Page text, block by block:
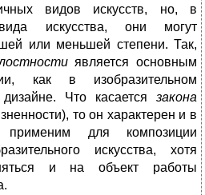
видов искусств, но, в
искусства, они могут
или меньшей степени. Так,
является основным
как в изобразительном
Что касается закона
то он характерен и в
применим для композиции
искусства, хотя
и на объект работы